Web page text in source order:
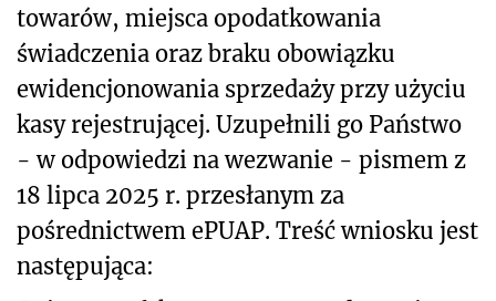
towarów, miejsca opodatkowania
świadczenia oraz braku obowiązku
ewidencjonowania sprzedaży przy użyciu
kasy rejestrującej. Uzupełnili go Państwo
- w odpowiedzi na wezwanie - pismem z
18 lipca 2025 r. przesłanym za
pośrednictwem ePUAP. Treść wniosku jest
następująca: